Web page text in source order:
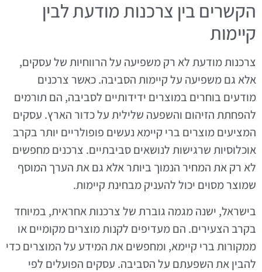
הקשרים בין צרכנות מודעת לבין
קיימות
צרכנות מודעת לא רק משפיעה על הרווחיות של עסקים,
אלא גם משפיעה על קיימות הסביבה. כאשר צרכנים
מודעים בוחרים במוצרים ידידותיים לסביבה, הם תורמים
להפחתת הזיהום והשפעה שלילית על כדור הארץ. עסקים
המציעים מוצרים ברי קיימא נעשים פופולריים יותר בקרב
אוכלוסיות שרגישות לנושאים סביבתיים. צרכנים מחפשים
לא רק את המחיר הנמוך ביותר אלא גם את הערך המוסף
שמוצר מסוים יכול להעניק מבחינת קיימות.
בישראל, ישנה מגמה גוברת של צרכנות אחראית, במיוחד
בקרב הצעירים. הם מעדיפים לקנות מוצרים מקומיים או
ממקורות ברי קיימא, ומחפשים את המידע על המוצרים כדי
להבין את השפעתם על הסביבה. עסקים הפועלים לפי